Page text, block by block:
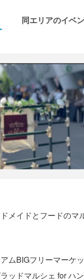
同エリアのイベ
メイドとフードのマ
ムBIGフリーマーケ
ッドマルシェ for ハ